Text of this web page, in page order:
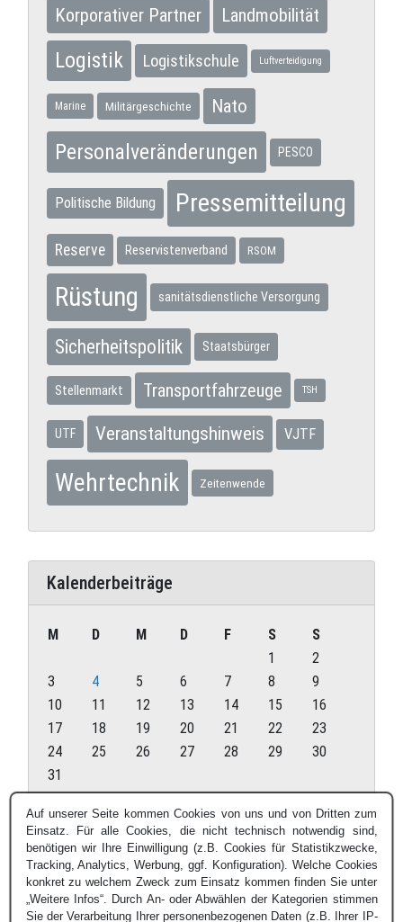
Korporativer Partner Landmobilität
Logistik Logistikschule Luftverteidigung
Marine Militärgeschichte Nato
Personalveränderungen PESCO
Politische Bildung Pressemitteilung
Reserve Reservistenverband RSOM
Rüstung sanitätsdienstliche Versorgung
Sicherheitspolitik Staatsbürger
Stellenmarkt Transportfahrzeuge TSH
UTF Veranstaltungshinweis VJTF
Wehrtechnik Zeitenwende
Kalenderbeiträge
August 2026
M D M D F S
S
1
2
3
4 5 6 7 8
9
10
11 12 13 14 15
16
17
18 19 20 21 22
23
24
25 26 27 28 29
30
31
« Juli
Auf unserer Seite kommen Cookies von uns und von Dritten zum
Einsatz. Für alle Cookies, die nicht technisch notwendig sind,
benötigen wir Ihre Einwilligung (z.B. Cookies für Statistikzwecke,
Tracking, Analytics, Werbung, ggf. Konfiguration). Welche Cookies
konkret zu welchem Zweck zum Einsatz kommen finden Sie unter
„Weitere Infos“. Durch An- oder Abwählen der Kategorien stimmen
Sie der Verarbeitung Ihrer personenbezogenen Daten (z.B. Ihrer IP-